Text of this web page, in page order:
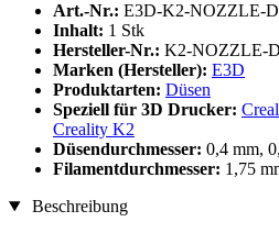
Art.-Nr.: E3D-K2-NOZZLE-
Inhalt: 1 Stk
Hersteller-Nr.: K2-NOZZLE-
Marken (Hersteller): E3D
Produktarten: Düsen
Speziell für 3D Drucker:
Creality K2
Düsendurchmesser: 0,4 mm,
Filamentdurchmesser: 1,75
Beschreibung